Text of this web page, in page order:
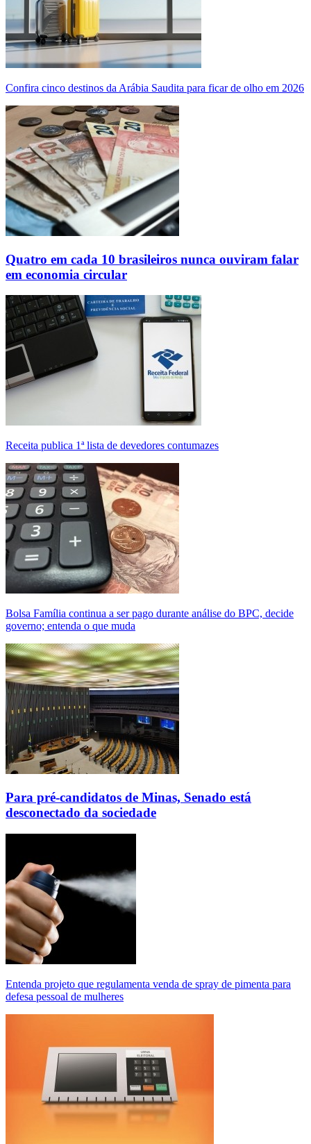
Confira cinco destinos da Arábia Saudita para ficar de olho em 2026
Quatro em cada 10 brasileiros nunca ouviram falar
em economia circular
Receita publica 1ª lista de devedores contumazes
Bolsa Família continua a ser pago durante análise do BPC, decide
governo; entenda o que muda
Para pré-candidatos de Minas, Senado está
desconectado da sociedade
Entenda projeto que regulamenta venda de spray de pimenta para
defesa pessoal de mulheres